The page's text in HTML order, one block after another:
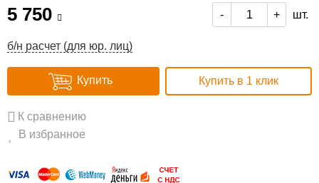
5 750 - + шт.
б/н расчет (для юр. лиц)
Купить Купить в 1 клик
К сравнению
В избранное